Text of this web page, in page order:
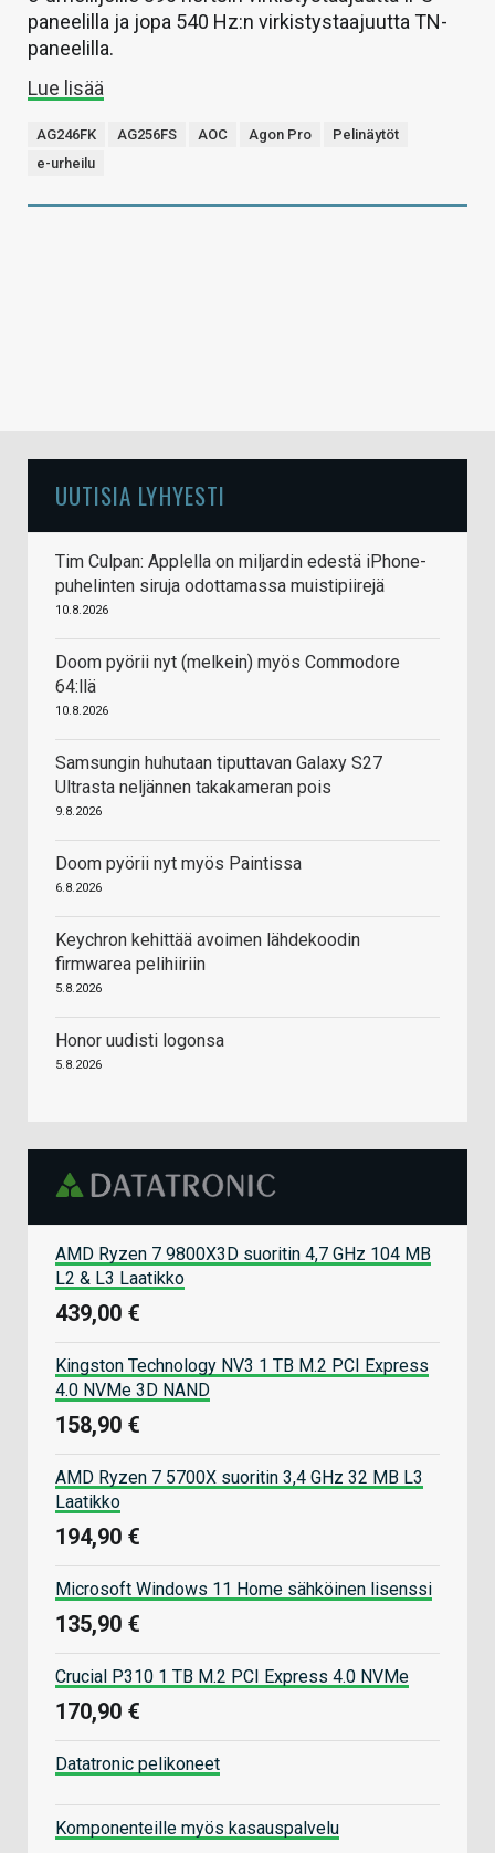
paneelilla ja jopa 540 Hz:n virkistystaajuutta TN-
paneelilla.
Lue lisää
AG246FK AG256FS AOC Agon Pro
Pelinäytöt
e-urheilu
UUTISIA LYHYESTI
Tim Culpan: Applella on miljardin edestä iPhone-
puhelinten siruja odottamassa muistipiirejä
10.8.2026
Doom pyörii nyt (melkein) myös Commodore
64:llä
10.8.2026
Samsungin huhutaan tiputtavan Galaxy S27
Ultrasta neljännen takakameran pois
9.8.2026
Doom pyörii nyt myös Paintissa
6.8.2026
Keychron kehittää avoimen lähdekoodin
firmwarea pelihiiriin
5.8.2026
Honor uudisti logonsa
5.8.2026
AMD Ryzen 7 9800X3D suoritin 4,7 GHz 104 MB
L2 & L3 Laatikko
439,00 €
Kingston Technology NV3 1 TB M.2 PCI Express
4.0 NVMe 3D NAND
158,90 €
AMD Ryzen 7 5700X suoritin 3,4 GHz 32 MB L3
Laatikko
194,90 €
Microsoft Windows 11 Home sähköinen lisenssi
135,90 €
Crucial P310 1 TB M.2 PCI Express 4.0 NVMe
170,90 €
Datatronic pelikoneet
Komponenteille myös kasauspalvelu